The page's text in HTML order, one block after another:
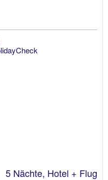
5 Nächte, Hotel + Flug